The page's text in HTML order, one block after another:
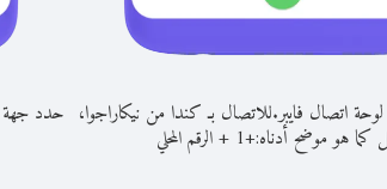
اتصال فايبر.للاتصال بـ كندا من نيكاراجوا،
كما هو موضح أدناه:+
1
+الرقم المحلي
حدد جهة